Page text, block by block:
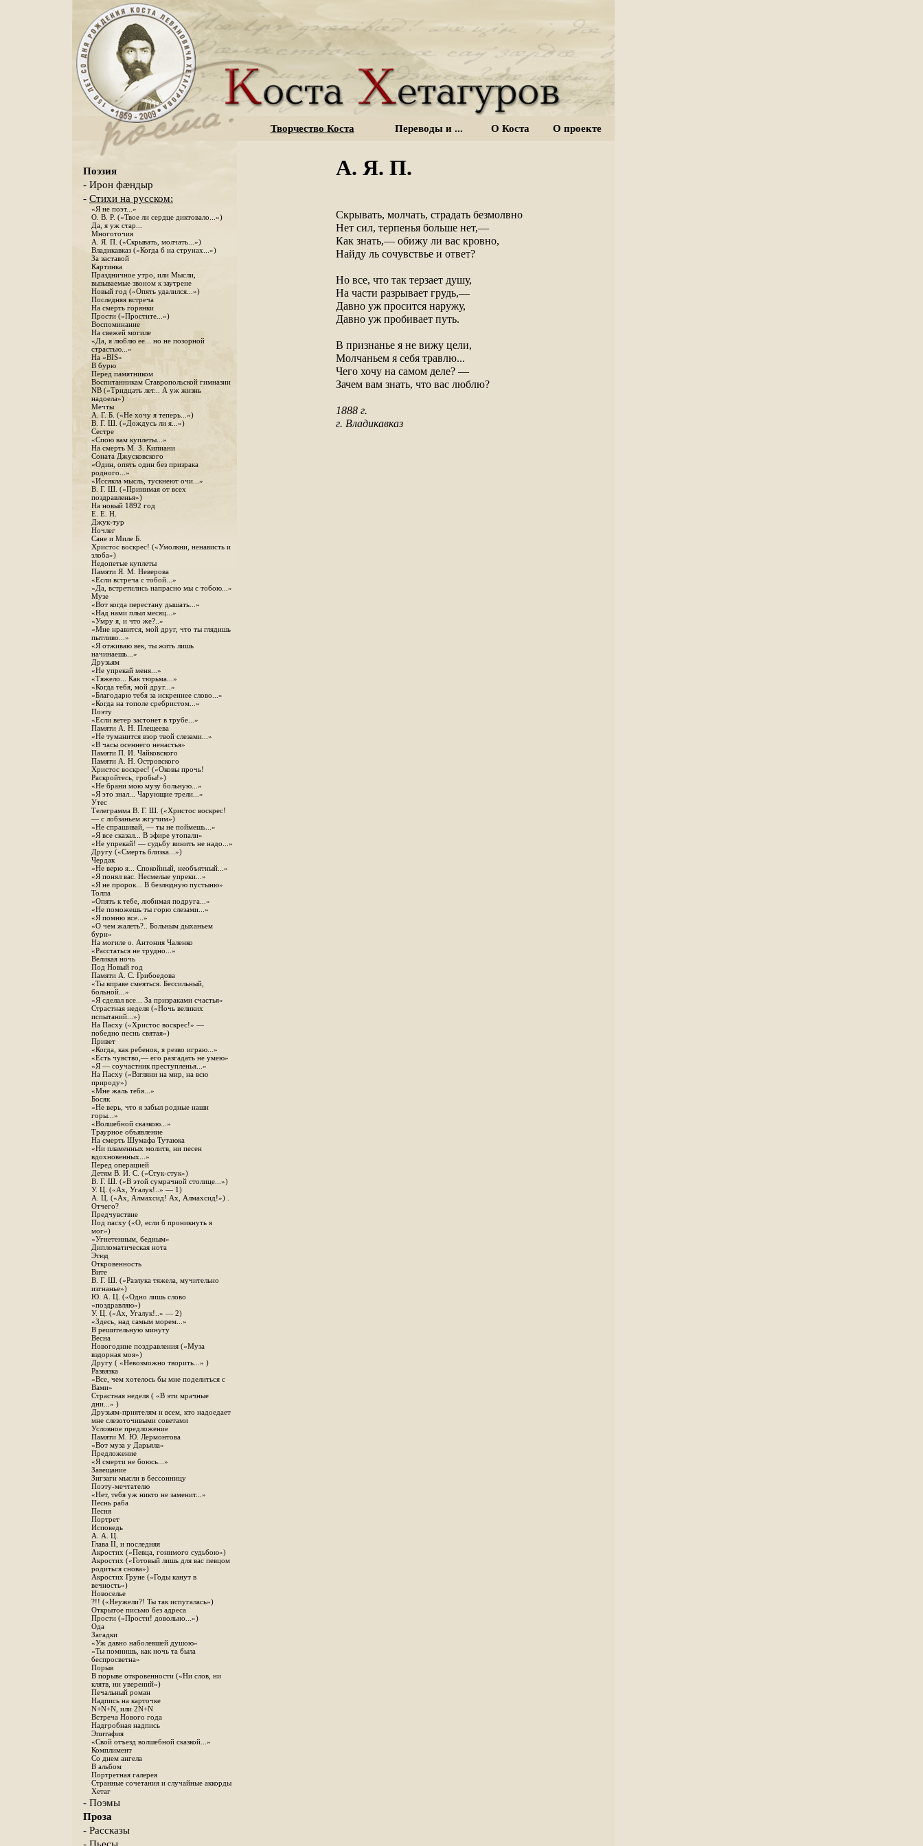
Творчество Коста Переводы и ... О Коста О проекте
Поэзия
- Ирон фæндыр
- Стихи на русском:
«Я не поэт...»
О. В. Р. («Твое ли сердце диктовало...»)
Да, я уж стар...
Многоточия
А. Я. П. («Скрывать, молчать...»)
Владикавказ («Когда б на струнах...»)
За заставой
Картинка
Праздничное утро, или Мысли,
вызываемые звоном к заутрене
Новый год («Опять удалился...»)
Последняя встреча
На смерть горянки
Прости («Простите...»)
Воспоминание
На свежей могиле
«Да, я люблю ее... но не позорной
страстью...»
На «BIS»
В бурю
Перед памятником
Воспитанникам Ставропольской гимназии
NB («Тридцать лет... А уж жизнь
надоела»)
Мечты
А. Г. Б. («Не хочу я теперь...»)
В. Г. Ш. («Дождусь ли я...»)
Сестре
«Спою вам куплеты...»
На смерть М. З. Кипиани
Соната Джусковского
«Один, опять один без призрака
родного...»
«Иссякла мысль, тускнеют очи...»
В. Г. Ш. («Принимая от всех
поздравленья»)
На новый 1892 год
Е. Е. Н.
Джук-тур
Ночлег
Сане и Миле Б.
Христос воскрес! («Умолкни, ненависть и
злоба»)
Недопетые куплеты
Памяти Я. М. Неверова
«Если встреча с тобой...»
«Да, встретились напрасно мы с тобою...»
Музе
«Вот когда перестану дышать...»
«Над нами плыл месяц...»
«Умру я, и что же?..»
«Мне нравится, мой друг, что ты глядишь
пытливо...»
«Я отживаю век, ты жить лишь
начинаешь...»
Друзьям
«Не упрекай меня...»
«Тяжело... Как тюрьма...»
«Когда тебя, мой друг...»
«Благодарю тебя за искреннее слово...»
«Когда на тополе сребристом...»
Поэту
«Если ветер застонет в трубе...»
Памяти А. Н. Плещеева
«Не туманится взор твой слезами...»
«В часы осеннего ненастья»
Памяти П. И. Чайковского
Памяти А. Н. Островского
Христос воскрес! («Оковы прочь!
Раскройтесь, гробы!»)
«Не брани мою музу больную...»
«Я это знал... Чарующие трели...»
Утес
Телеграмма В. Г. Ш. («Христос воскрес!
— с лобзаньем жгучим»)
«Не спрашивай, — ты не поймешь...»
«Я все сказал... В эфире утопали»
«Не упрекай! — судьбу винить не надо...»
Другу («Смерть близка...»)
Чердак
«Не верю я... Спокойный, необъятный...»
«Я понял вас. Несмелые упреки...»
«Я не пророк... В безлюдную пустыню»
Толпа
«Опять к тебе, любимая подруга...»
«Не поможешь ты горю слезами...»
«Я помню все...»
«О чем жалеть?.. Больным дыханьем
бури»
На могиле о. Антония Чаленко
«Расстаться не трудно...»
Великая ночь
Под Новый год
Памяти А. С. Грибоедова
«Ты вправе смеяться. Бессильный,
больной...»
«Я сделал все... За призраками счастья»
Страстная неделя («Ночь великих
испытаний...»)
На Пасху («Христос воскрес!» —
победно песнь святая»)
Привет
«Когда, как ребенок, я резво играю...»
«Есть чувство,— его разгадать не умею»
«Я — соучастник преступленья...»
На Пасху («Взгляни на мир, на всю
природу»)
«Мне жаль тебя...»
Босяк
«Не верь, что я забыл родные наши
горы...»
«Волшебной сказкою...»
Траурное объявление
На смерть Шумафа Тутаюка
«Ни пламенных молитв, ни песен
вдохновенных...»
Перед операцией
Детям В. И. С. («Стук-стук»)
В. Г. Ш. («В этой сумрачной столице...»)
У. Ц. («Ах, Угалук!..» — 1)
А. Ц. («Ах, Алмахсид! Ах, Алмахсид!») .
Отчего?
Предчувствие
Под пасху («О, если б проникнуть я
мог»)
«Угнетенным, бедным»
Дипломатическая нота
Этюд
Откровенность
Вите
B. Г. Ш. («Разлука тяжела, мучительно
изгнанье»)
Ю. А. Ц. («Одно лишь слово
«поздравляю»)
У. Ц. («Ах, Угалук!..» — 2)
«Здесь, над самым морем...»
В решительную минуту
Весна
Новогодние поздравления («Муза
вздорная моя»)
Другу ( «Невозможно творить...» )
Развязка
«Все, чем хотелось бы мне поделиться с
Вами»
Страстная неделя ( «В эти мрачные
дни...» )
Друзьям-приятелям и всем, кто надоедает
мне слезоточивыми советами
Условное предложение
Памяти М. Ю. Лермонтова
«Вот муза у Дарьяла»
Предложение
«Я смерти не боюсь...»
Завещание
Зигзаги мысли в бессонницу
Поэту-мечтателю
«Нет, тебя уж никто не заменит...»
Песнь раба
Песня
Портрет
Исповедь
А. А. Ц.
Глава II, и последняя
Акростих («Певца, гонимого судьбою»)
Акростих («Готовый лишь для вас певцом
родиться снова»)
Акростих Груне («Годы канут в
вечность»)
Новоселье
?!! («Неужели?! Ты так испугалась»)
Открытое письмо без адреса
Прости («Прости! довольно...»)
Ода
Загадки
«Уж давно наболевшей душою»
«Ты помнишь, как ночь та была
беспросветна»
Порыв
В порыве откровенности («Ни слов, ни
клятв, ни уверений»)
Печальный роман
Надпись на карточке
N+N+N, или 2N+N
Встреча Нового года
Надгробная надпись
Эпитафия
«Свой отъезд волшебной сказкой...»
Комплимент
Со днем ангела
В альбом
Портретная галерея
Странные сочетания и случайные аккорды
Хетаг
- Поэмы
Проза
- Рассказы
А. Я. П.
Скрывать, молчать, страдать безмолвно
Нет сил, терпенья больше нет,—
Как знать,— обижу ли вас кровно,
Найду ль сочувствье и ответ?
Но все, что так терзает душу,
На части разрывает грудь,—
Давно уж просится наружу,
Давно уж пробивает путь.
В признанье я не вижу цели,
Молчаньем я себя травлю...
Чего хочу на самом деле? —
Зачем вам знать, что вас люблю?
1888 г.
г. Владикавказ